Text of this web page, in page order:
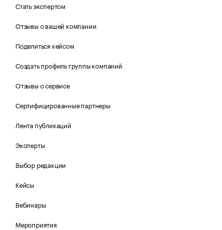
Стать экспертом
Отзывы о вашей компании
Поделиться кейсом
Создать профиль группы компаний
Отзывы о сервисе
Сертифицированные партнеры
Лента публикаций
Эксперты
Выбор редакции
Кейсы
Вебинары
Мероприятия